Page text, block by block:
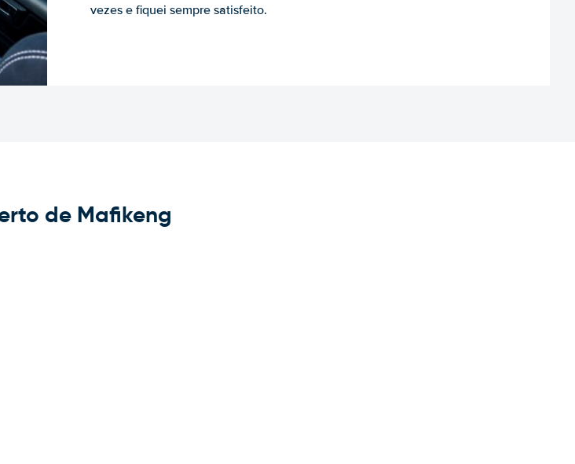
vezes e fiquei sempre satisfeito.
de Mafikeng